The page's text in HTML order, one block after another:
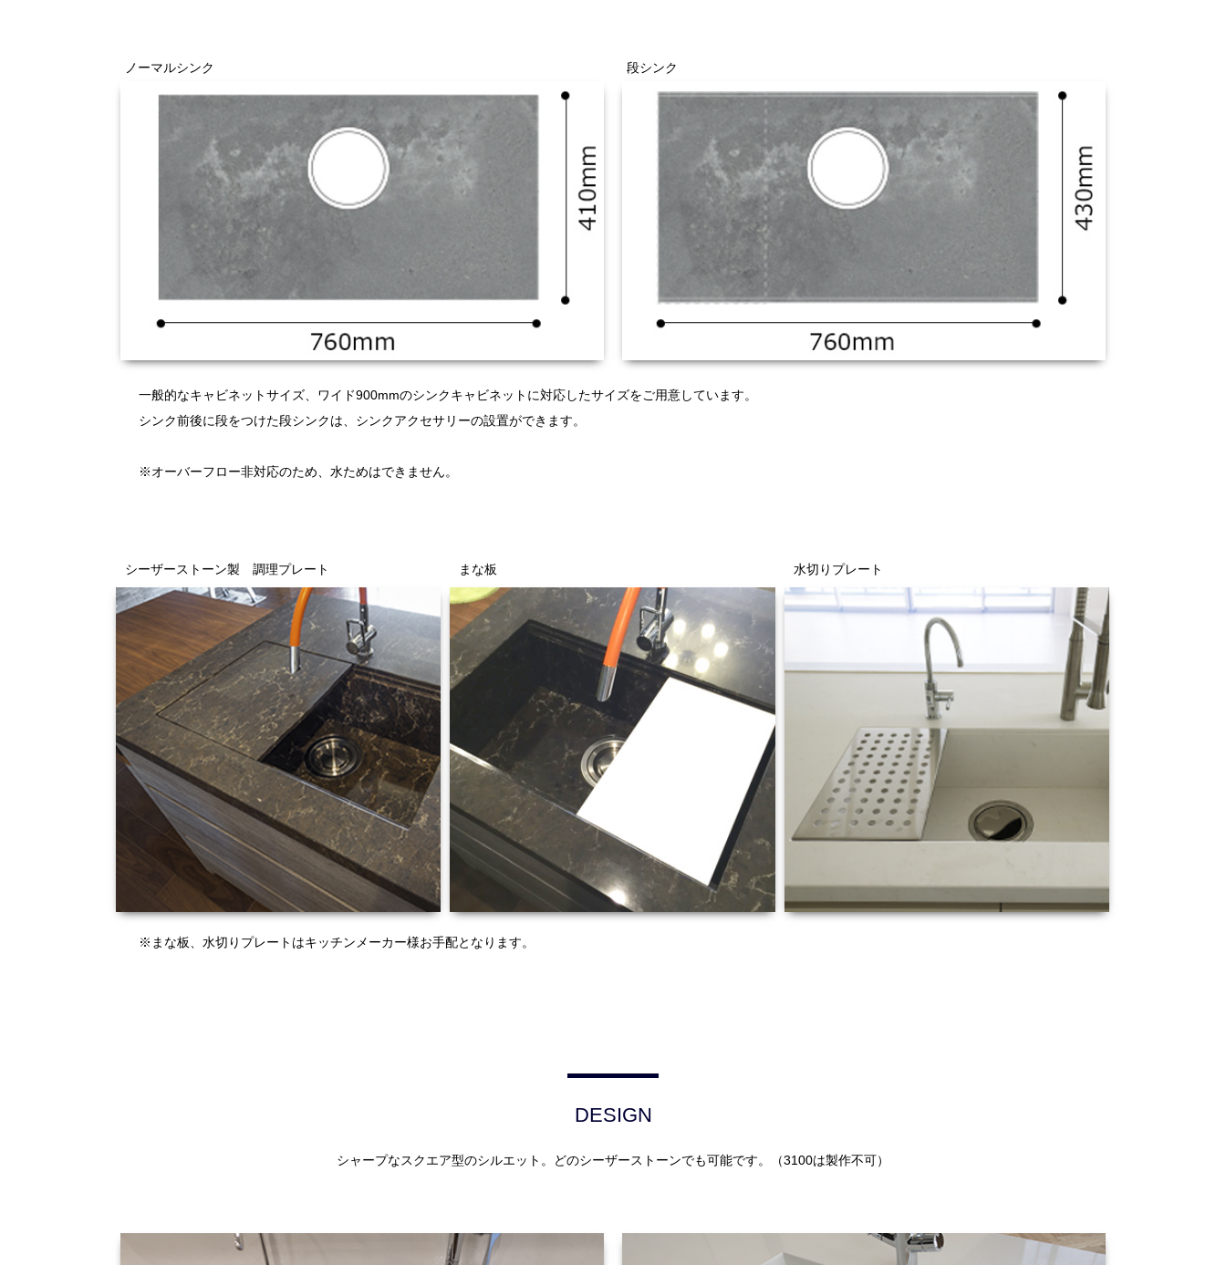
ノーマルシンク 段シンク
一般的なキャビネットサイズ、ワイド900mmのシンクキャビネットに対応したサイズをご用意しています。
シンク前後に段をつけた段シンクは、シンクアクセサリーの設置ができます。
※オーバーフロー非対応のため、水ためはできません。
シーザーストーン製 調理プレート まな板 水切りプレート
※まな板、水切りプレートはキッチンメーカー様お手配となります。
DESIGN
シャープなスクエア型のシルエット。どのシーザーストーンでも可能です。（3100は製作不可）